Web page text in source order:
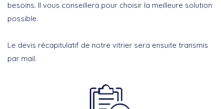
besoins. Il vous conseillera pour choisir la meilleure solution
possible.
Le devis récapitulatif de notre vitrier sera ensuite transmis
par mail.